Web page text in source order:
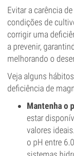
Evitar a carência
condições de
corrigir uma
a prevenir,
melhorando o
Veja alguns
deficiência de
Mantenha o
estar
valores
o pH entre